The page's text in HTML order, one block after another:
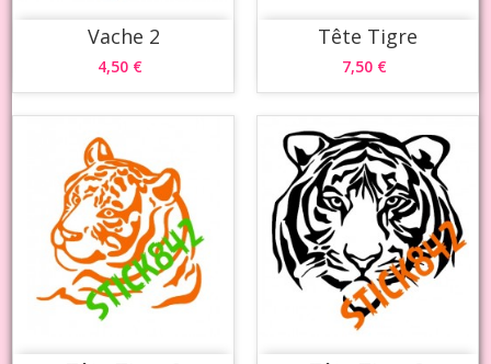
Vache 2
4,50 €
Tête Tigre
7,50 €